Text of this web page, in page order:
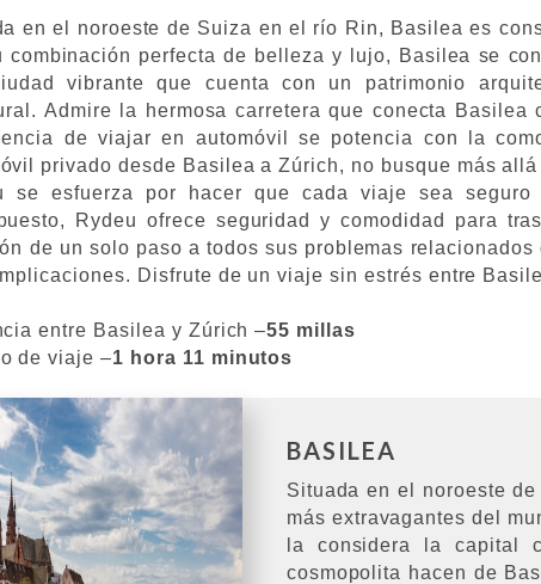
en el noroeste de Suiza en el río Rin, Basilea es
combinación perfecta de belleza y lujo, Basilea se
vibrante que cuenta con un patrimonio
Admire la hermosa carretera que conecta
de viajar en automóvil se potencia con la
privado desde Basilea a Zúrich, no busque más allá
se esfuerza por hacer que cada viaje sea
Rydeu ofrece seguridad y comodidad para
de un solo paso a todos sus problemas
Disfrute de un viaje sin estrés entre
entre Basilea y Zúrich –55 millas
de viaje –1 hora 11 minutos
BASILEA
Situada en el noroeste
más extravagantes del
la considera la capital
cosmopolita hacen de